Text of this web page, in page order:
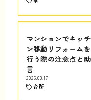
マンションでキッチ
ン移動リフォームを
行う際の注意点と助
言
2026.03.17
台所